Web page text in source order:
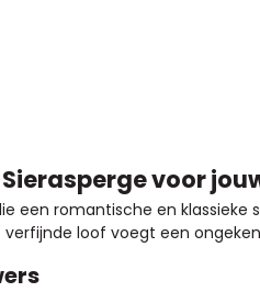
voor
een romantische en
loof voegt een